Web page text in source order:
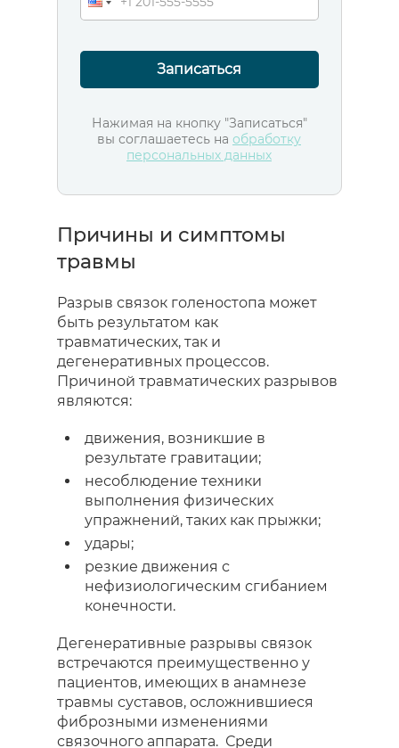
Записаться
Нажимая на кнопку "Записаться"
вы соглашаетесь на обработку
персональных данных
Причины и симптомы
травмы
Разрыв связок голеностопа может
быть результатом как
травматических, так и
дегенеративных процессов.
Причиной травматических разрывов
являются:
движения, возникшие в
результате гравитации;
несоблюдение техники
выполнения физических
упражнений, таких как прыжки;
удары;
резкие движения с
нефизиологическим сгибанием
конечности.
Дегенеративные разрывы связок
встречаются преимущественно у
пациентов, имеющих в анамнезе
травмы суставов, осложнившиеся
фиброзными изменениями
связочного аппарата. Среди